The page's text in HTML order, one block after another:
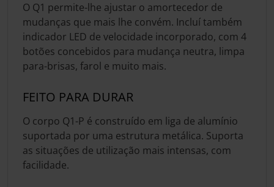
O Q1 permite-lhe ajustar o amortecedor de
mudanças que mais lhe convém. Incluí também
indicador LED de velocidade incorporado, com 4
botões concebidos para mudança neutra, limpa
para-brisas, farol e muito mais.
FEITO PARA DURAR
O corpo Q1-P é construído em liga de alumínio
suportada por uma estrutura metálica. Suporta
as situações de utilização mais intensas, com
facilidade.